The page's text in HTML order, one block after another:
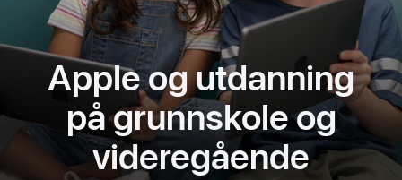
Apple og utdanning
på grunnskole og
videregående